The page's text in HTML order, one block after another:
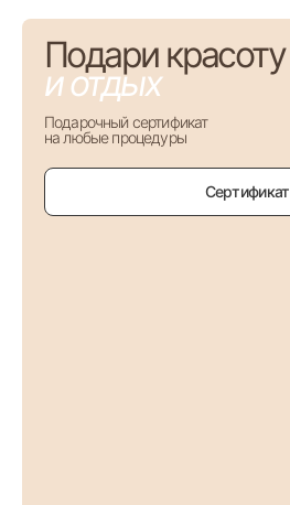
Подари красоту
и отдых
Подарочный сертификат
на любые процедуры
Сертификат